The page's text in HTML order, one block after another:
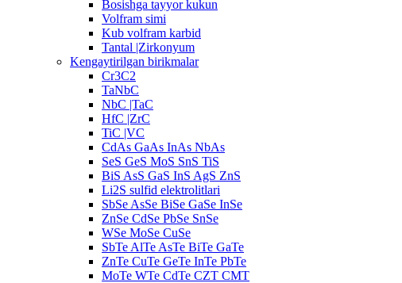
Bosishga tayyor kukun
Volfram simi
Kub volfram karbid
Tantal |Zirkonyum
Kengaytirilgan birikmalar
Cr3C2
TaNbC
NbC |TaC
HfC |ZrC
TiC |VC
CdAs GaAs InAs NbAs
SeS GeS MoS SnS TiS
BiS AsS GaS InS AgS ZnS
Li2S sulfid elektrolitlari
SbSe AsSe BiSe GaSe InSe
ZnSe CdSe PbSe SnSe
WSe MoSe CuSe
SbTe AlTe AsTe BiTe GaTe
ZnTe CuTe GeTe InTe PbTe
MoTe WTe CdTe CZT CMT